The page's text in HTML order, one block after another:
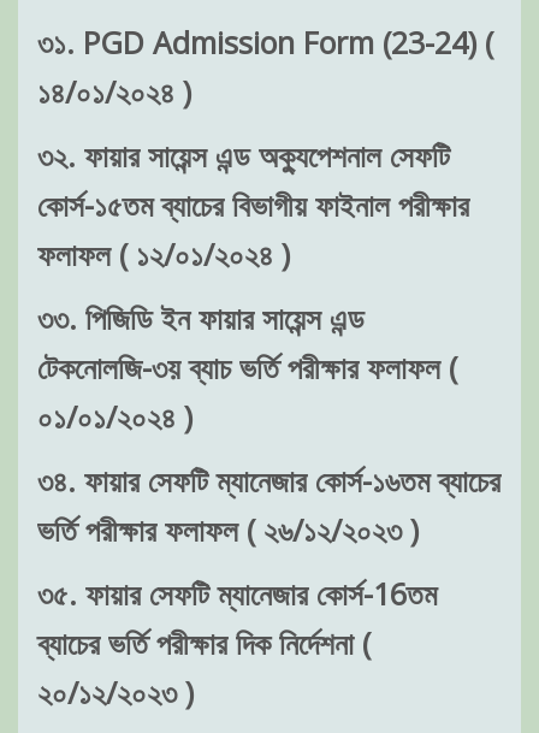
৩১. PGD Admission Form (23-24) (
১৪/০১/২০২৪ )
৩২. ফায়ার সায়েন্স এন্ড অক্যুপেশনাল সেফটি
কোর্স-১৫তম ব্যাচের বিভাগীয় ফাইনাল পরীক্ষার
ফলাফল ( ১২/০১/২০২৪ )
৩৩. পিজিডি ইন ফায়ার সায়েন্স এন্ড
টেকনোলজি-৩য় ব্যাচ ভর্তি পরীক্ষার ফলাফল (
০১/০১/২০২৪ )
৩৪. ফায়ার সেফটি ম্যানেজার কোর্স-১৬তম ব্যাচের
ভর্তি পরীক্ষার ফলাফল ( ২৬/১২/২০২৩ )
৩৫. ফায়ার সেফটি ম্যানেজার কোর্স-16তম
ব্যাচের ভর্তি পরীক্ষার দিক নির্দেশনা (
২০/১২/২০২৩ )